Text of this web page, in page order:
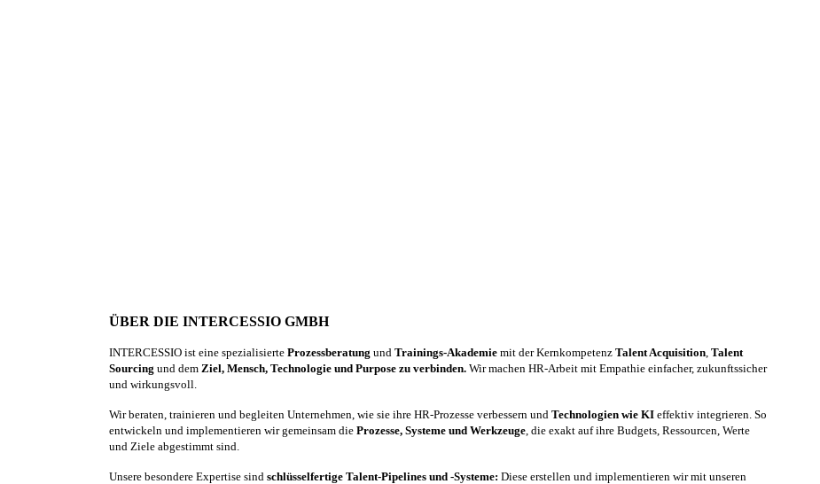
ÜBER DIE INTERCESSIO GMBH
INTERCESSIO ist eine spezialisierte Prozessberatung und Trainings-Akademie mit der Kernkompetenz Talent Acquisition Talent
Sourcing und dem Ziel, Mensch, Technologie und Purpose zu verbinden. Wir machen HR-Arbeit mit Empathie einfacher, zukunftssicher
und wirkungsvoll.
Wir beraten, trainieren und begleiten Unternehmen, wie sie ihre HR-Prozesse verbessern und Technologien wie KI effektiv integrieren. So
entwickeln und implementieren wir gemeinsam die Prozesse, Systeme und Werkzeuge , die exakt auf ihre Budgets, Ressourcen, Werte
und Ziele abgestimmt sind.
Unsere besondere Expertise sind schlüsselfertige Talent-Pipelines und -Systeme: Diese erstellen und implementieren wir mit unseren